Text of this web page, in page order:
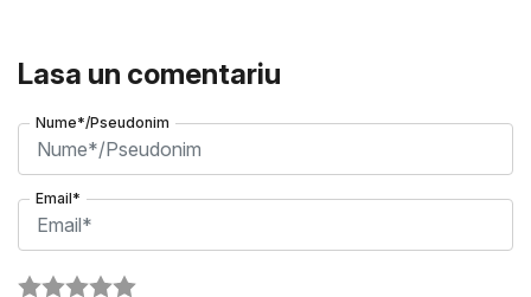
Lasa un comentariu
Nume*/Pseudonim
Email*